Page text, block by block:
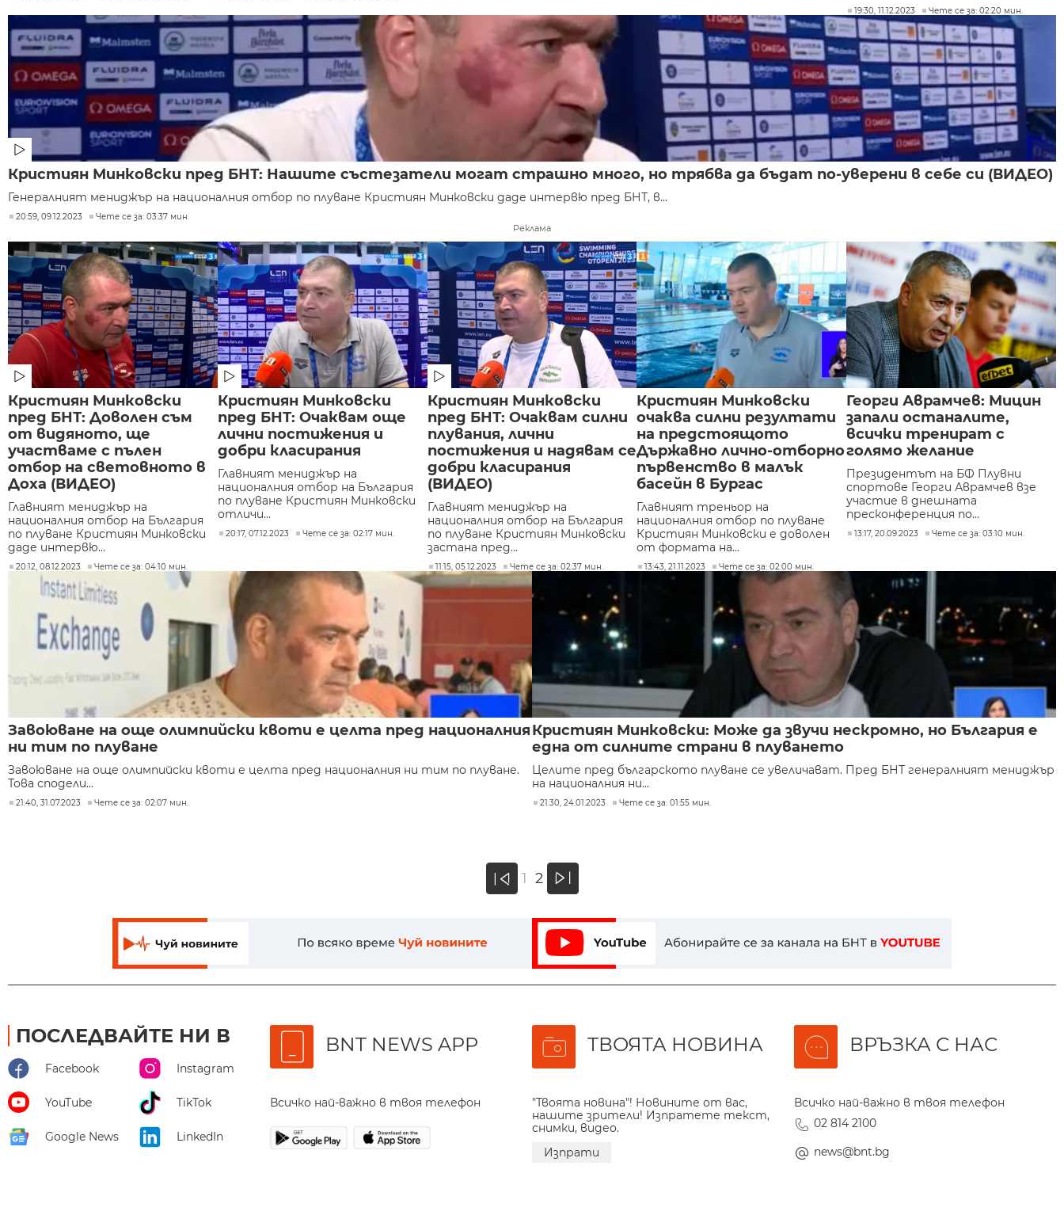
19:30, 11.12.2023 Чете се за: 02:20 мин.
Кристиян Минковски пред БНТ: Нашите състезатели могат страшно много, но трябва да бъдат по-уверени в себе си (ВИДЕО)
Генералният мениджър на националния отбор по плуване Кристиян Минковски даде интервю пред БНТ, в...
20:59, 09.12.2023 Чете се за: 03:37 мин.
Реклама
Кристиян Минковски
пред БНТ: Доволен съм
от видяното, ще
участваме с пълен
отбор на световното в
Доха (ВИДЕО)
Главният мениджър на
националния отбор на България
по плуване Кристиян Минковски
даде интервю...
20:12, 08.12.2023 Чете се за: 04:10 мин.
Кристиян Минковски
пред БНТ: Очаквам още
лични постижения и
добри класирания
Главният мениджър на
националния отбор на България
по плуване Кристиян Минковски
отличи...
20:17, 07.12.2023 Чете се за: 02:17 мин.
Кристиян Минковски
пред БНТ: Очаквам силни
плувания, лични
постижения и надявам се
добри класирания
(ВИДЕО)
Главният мениджър на
националния отбор на България
по плуване Кристиян Минковски
застана пред...
11:15, 05.12.2023 Чете се за: 02:37 мин.
Кристиян Минковски
очаква силни резултати
на предстоящото
Държавно лично-отборно
първенство в малък
басейн в Бургас
Главният треньор на
националния отбор по плуване
Кристиян Минковски е доволен
от формата на...
13:43, 21.11.2023 Чете се за: 02:00 мин.
Георги Аврамчев: Мицин
запали останалите,
всички тренират с
голямо желание
Президентът на БФ Плувни
спортове Георги Аврамчев взе
участие в днешната
пресконференция по...
13:17, 20.09.2023 Чете се за: 03:10 мин.
Завоюване на още олимпийски квоти е целта пред националния
ни тим по плуване
Завоюване на още олимпийски квоти е целта пред националния ни тим по плуване.
Това сподели...
21:40, 31.07.2023 Чете се за: 02:07 мин.
Кристиян Минковски: Може да звучи нескромно, но България е
една от силните страни в плуването
Целите пред българското плуване се увеличават. Пред БНТ генералният мениджър
на националния ни...
21:30, 24.01.2023 Чете се за: 01:55 мин.
« 1 2 »
ПОСЛЕДВАЙТЕ НИ В
Facebook Instagram
YouTube TikTok
Google News LinkedIn
BNT NEWS APP
Всичко най-важно в твоя телефон
ТВОЯТА НОВИНА
"Твоята новина"! Новините от вас,
нашите зрители! Изпратете текст,
снимки, видео.
Изпрати
ВРЪЗКА С НАС
Всичко най-важно в твоя телефон
02 814 2100
news@bnt.bg